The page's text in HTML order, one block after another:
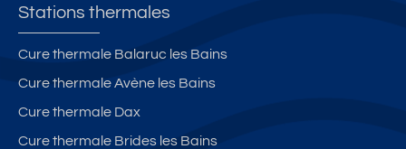
Stations thermales
Cure thermale Balaruc les Bains
Cure thermale Avène les Bains
Cure thermale Dax
Cure thermale Brides les Bains